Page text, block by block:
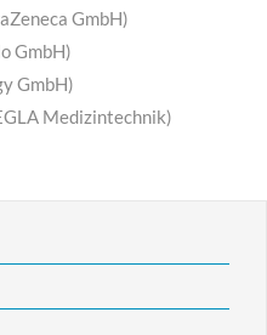
GmbH)
GmbH)
GmbH)
Medizintechnik)